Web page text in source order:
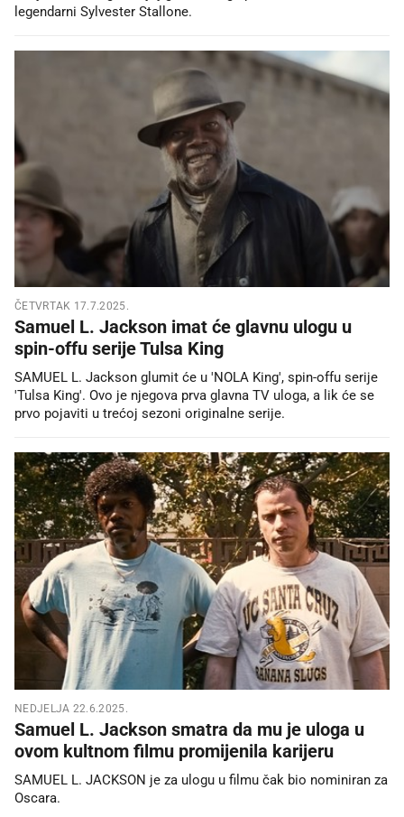
legendarni Sylvester Stallone.
ČETVRTAK 17.7.2025.
Samuel L. Jackson imat će glavnu ulogu u
spin-offu serije Tulsa King
SAMUEL L. Jackson glumit će u 'NOLA King', spin-offu serije
'Tulsa King'. Ovo je njegova prva glavna TV uloga, a lik će se
prvo pojaviti u trećoj sezoni originalne serije.
NEDJELJA 22.6.2025.
Samuel L. Jackson smatra da mu je uloga u
ovom kultnom filmu promijenila karijeru
SAMUEL L. JACKSON je za ulogu u filmu čak bio nominiran za
Oscara.